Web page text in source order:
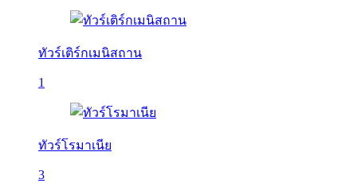
ทัวร์เติร์กเมนิสถาน
1
ทัวร์โรมาเนีย
3